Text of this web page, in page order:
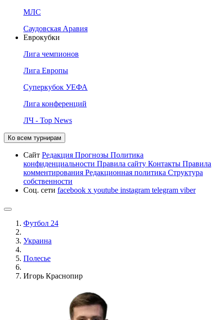
МЛС
Саудовская Аравия
Еврокубки
Лига чемпионов
Лига Европы
Суперкубок УЕФА
Лига конференций
ЛЧ - Top News
Ко всем турнирам
Сайт Редакция Прогнозы Политика
конфиденциальности Правила сайту Контакты Правила
комментирования Редакционная политика Структура
собственности
Соц. сети facebook x youtube instagram telegram viber
Футбол 24
Украина
Полесье
Игорь Краснопир